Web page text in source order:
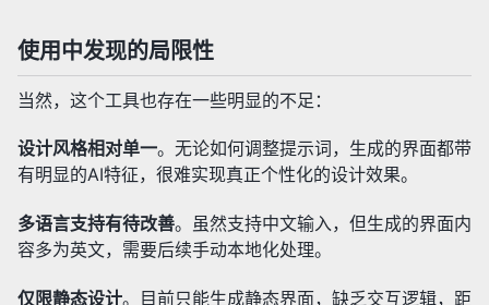
使用中发现的局限性
当然，这个工具也存在一些明显的不足：
设计风格相对单一。无论如何调整提示词，生成的界面都带
有明显的AI特征，很难实现真正个性化的设计效果。
多语言支持有待改善。虽然支持中文输入，但生成的界面内
容多为英文，需要后续手动本地化处理。
仅限静态设计。目前只能生成静态界面，缺乏交互逻辑，距